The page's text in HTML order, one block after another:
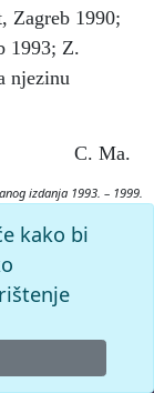
Zagreb 1990;
1993; Z.
njezinu
C. Ma.
izdanja 1993. – 1999.
simbolizam>.
kako bi